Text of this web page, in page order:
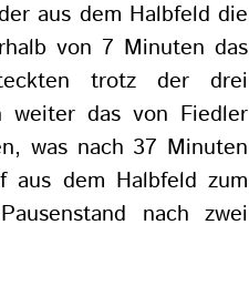
aus dem Halbfeld die
von 7 Minuten das
trotz der drei
weiter das von Fiedler
was nach 37 Minuten
aus dem Halbfeld zum
nach zwei